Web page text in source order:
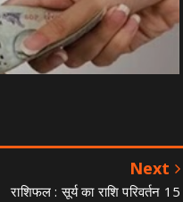
Next
राशिफल : सूर्य का राशि परिवर्तन 15